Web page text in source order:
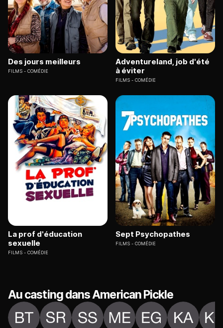
Des jours meilleurs
FILMS COMÉDIE
Adventureland, job d'été
à éviter
FILMS COMÉDIE
La prof d'éducation
sexuelle
FILMS COMÉDIE
Sept Psychopathes
FILMS COMÉDIE
Au casting dans American Pickle